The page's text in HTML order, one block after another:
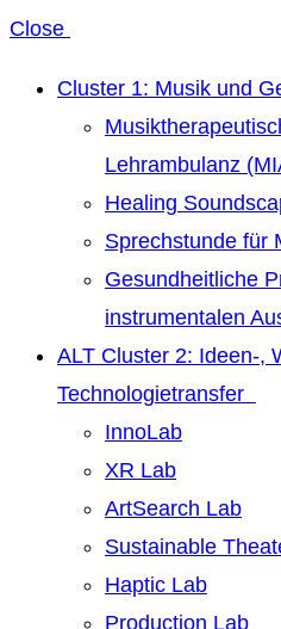
Close
Cluster 1: Musik und
Lehrambulanz
Healing
Sprechstunde für
Gesundheitliche
instrumentalen
ALT Cluster 2: Ideen-,
Technologietransfer
InnoLab
XR Lab
ArtSearch Lab
Sustainable
Haptic Lab
Production Lab